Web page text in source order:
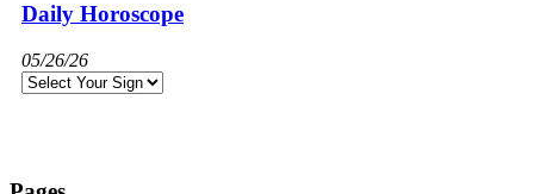
Daily Horoscope
05/26/26